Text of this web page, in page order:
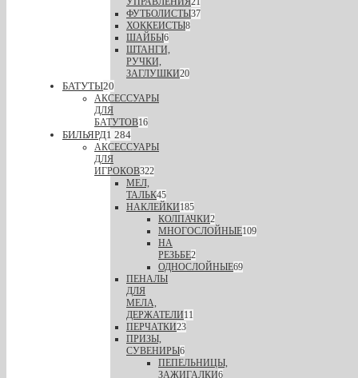
ФУТБОЛИСТЫ37
ХОККЕИСТЫ8
ШАЙБЫ6
ШТАНГИ,
РУЧКИ,
ЗАГЛУШКИ20
БАТУТЫ20
АКСЕССУАРЫ
ДЛЯ
БАТУТОВ16
БИЛЬЯРД1 284
АКСЕССУАРЫ
ДЛЯ
ИГРОКОВ322
МЕЛ,
ТАЛЬК45
НАКЛЕЙКИ185
КОЛПАЧКИ2
МНОГОСЛОЙНЫЕ109
НА
РЕЗЬБЕ2
ОДНОСЛОЙНЫЕ69
ПЕНАЛЫ
ДЛЯ
МЕЛА,
ДЕРЖАТЕЛИ11
ПЕРЧАТКИ23
ПРИЗЫ,
СУВЕНИРЫ6
ПЕПЕЛЬНИЦЫ,
ЗАЖИГАЛКИ6